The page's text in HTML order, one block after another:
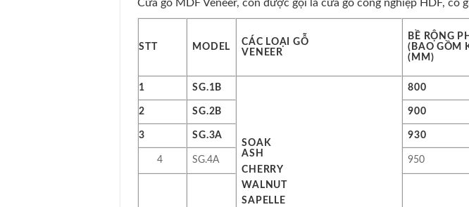
Cửa gỗ MDF Veneer, còn được gọi là cửa gỗ công nghiệp HDF,
STT MODEL
CÁC LOẠI GỖ
VENEER
BỀ RỘNG
(BAO GỒM
(MM)
1 SG.1B
SOAK
ASH
CHERRY
WALNUT
SAPELLE
800
2 SG.2B 900
3 SG.3A 930
4 SG.4A 950